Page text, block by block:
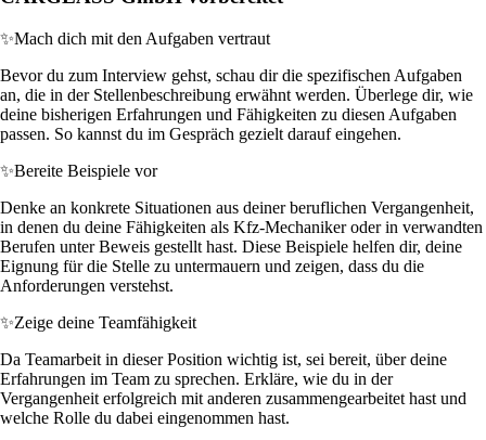
✨Mach dich mit den Aufgaben vertraut
Bevor du zum Interview gehst, schau dir die spezifischen Aufgaben
an, die in der Stellenbeschreibung erwähnt werden. Überlege dir, wie
deine bisherigen Erfahrungen und Fähigkeiten zu diesen Aufgaben
passen. So kannst du im Gespräch gezielt darauf eingehen.
✨Bereite Beispiele vor
Denke an konkrete Situationen aus deiner beruflichen Vergangenheit,
in denen du deine Fähigkeiten als Kfz-Mechaniker oder in verwandten
Berufen unter Beweis gestellt hast. Diese Beispiele helfen dir, deine
Eignung für die Stelle zu untermauern und zeigen, dass du die
Anforderungen verstehst.
✨Zeige deine Teamfähigkeit
Da Teamarbeit in dieser Position wichtig ist, sei bereit, über deine
Erfahrungen im Team zu sprechen. Erkläre, wie du in der
Vergangenheit erfolgreich mit anderen zusammengearbeitet hast und
welche Rolle du dabei eingenommen hast.